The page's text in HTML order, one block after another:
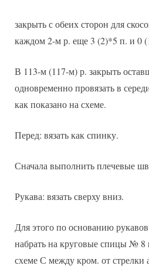
закрыть с обеих сторон для
каждом 2-м р. еще 3 (2)*5 п. и 0
В 113-м (117-м) р. закрыть
одновременно провязать в
как показано на схеме.
Перед: вязать как спинку.
Сначала выполнить плечевые
Рукава: вязать сверху вниз.
Для этого по основанию
набрать на круговые спицы № 8
схеме С между кром. от стрелки